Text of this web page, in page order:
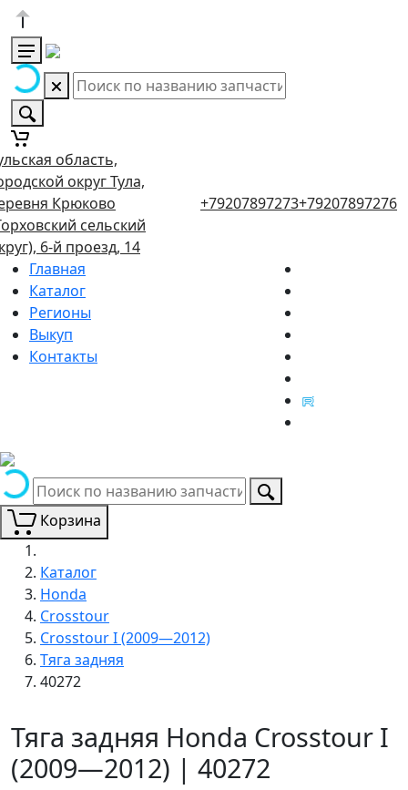
область,
округ Тула,
Крюково
сельский
6-й проезд, 14
+79207897273+79207897276
Главная
Каталог
Регионы
Выкуп
Контакты
Корзина
Каталог
Honda
Crosstour
Crosstour I (2009—2012)
Тяга задняя
40272
Тяга задняя Honda Crosstour I
(2009—2012) | 40272